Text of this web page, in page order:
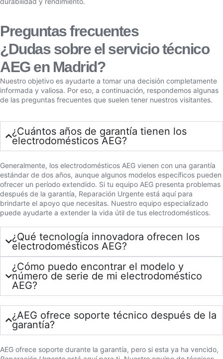
Preguntas frecuentes
¿Dudas sobre el servicio técnico
AEG en Madrid?
Nuestro objetivo es ayudarte a tomar una decisión completamente
informada y valiosa. Por eso, a continuación, respondemos algunas
de las preguntas frecuentes que suelen tener nuestros visitantes.
¿Cuántos años de garantía tienen los
electrodomésticos AEG?
Generalmente, los electrodomésticos AEG vienen con una garantía
estándar de dos años, aunque algunos modelos específicos pueden
ofrecer un período extendido. Si tu equipo AEG presenta problemas
después de la garantía, Reparación Urgente está aquí para
brindarte el apoyo que necesitas. Nuestro equipo especializado
puede ayudarte a extender la vida útil de tus electrodomésticos.
¿Qué tecnología innovadora ofrecen los
electrodomésticos AEG?
¿Cómo puedo encontrar el modelo y
número de serie de mi electrodoméstico
AEG?
¿AEG ofrece soporte técnico después de la
garantía?
AEG ofrece soporte durante la garantía, pero si esta ya ha vencido,